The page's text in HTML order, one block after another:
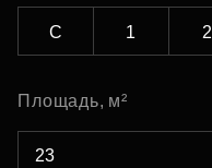
С 1 2
Площадь, м²